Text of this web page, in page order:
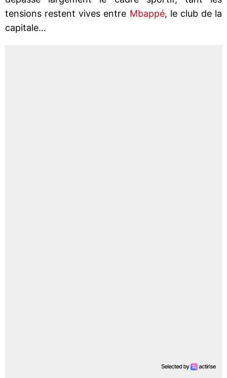
tensions restent vives entre Mbappé, le club de la
capitale…